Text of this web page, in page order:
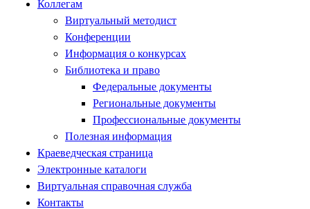
Коллегам
Виртуальный методист
Конференции
Информация о конкурсах
Библиотека и право
Федеральные документы
Региональные документы
Профессиональные документы
Полезная информация
Краеведческая страница
Электронные каталоги
Виртуальная справочная служба
Контакты